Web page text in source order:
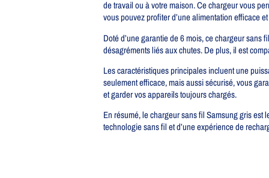
de travail ou à votre maison. Ce chargeur vous
vous pouvez profiter d’une alimentation efficace
Doté d’une garantie de 6 mois, ce chargeur
désagréments liés aux chutes. De plus, il est
Les caractéristiques principales incluent une
seulement efficace, mais aussi sécurisé, vous
et garder vos appareils toujours chargés.
En résumé, le chargeur sans fil Samsung gris
technologie sans fil et d’une expérience de